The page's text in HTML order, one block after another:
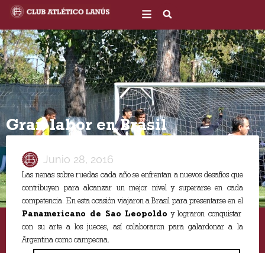
contenido
Gran labor en Brasil
Junio 28, 2016
Las nenas sobre ruedas cada año se enfrentan a nuevos desafíos que
contribuyen para alcanzar un mejor nivel y superarse en cada
competencia. En esta ocasión viajaron a Brasil para presentarse en el
Panamericano de Sao Leopoldo y lograron conquistar
con su arte a los jueces, así colaboraron para galardonar a la
Argentina como campeona.